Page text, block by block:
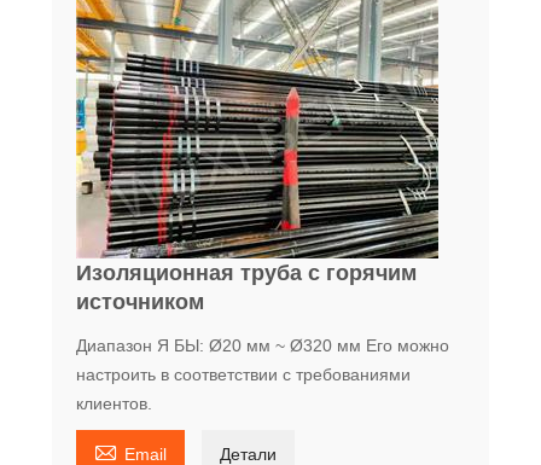
Изоляционная труба с горячим
источником
Диапазон Я БЫ: Ø20 мм ~ Ø320 мм Его можно
настроить в соответствии с требованиями
клиентов.
 Email Детали